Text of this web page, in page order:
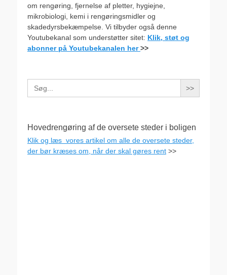
om rengøring, fjernelse af pletter, hygiejne,
mikrobiologi, kemi i rengøringsmidler og
skadedyrsbekæmpelse. Vi tilbyder også denne
Youtubekanal som understøtter sitet: Klik, støt og
abonner på Youtubekanalen her>>
Search
for:
Hovedrengøring af de oversete steder i boligen
Klik og læs vores artikel om alle de oversete steder,
der bør kræses om, når der skal gøres rent >>